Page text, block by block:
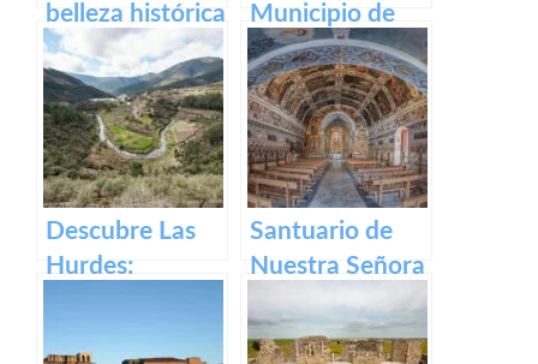
belleza histórica
y cultural de
Plaza Alta de
Badajoz
Municipio de
Segura de Toro
en caceres
Descubre Las
Hurdes:
Santuario de
Nuestra Señora
Historia,